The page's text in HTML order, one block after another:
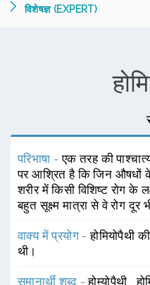
विशेषज्ञ (EXPERT)
परिभाषा -एक तरह की
पर आश्रित है कि जिन औषधों
शरीर में किसी विशिष्ट रोग के
बहुत सूक्ष्म मात्रा से वे रोग दूर
वाक्य में प्रयोग -होमियोपैथी
थी।
समानार्थी शब्द -होम्योपैथी ,